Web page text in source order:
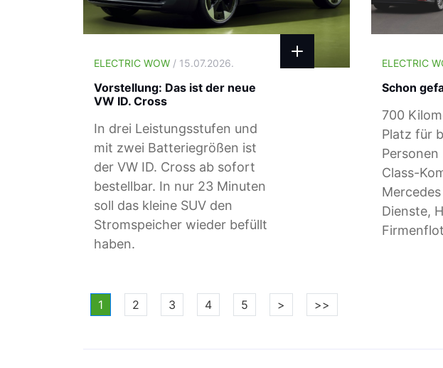
ELECTRIC WOW / 15.07.2026.
Vorstellung: Das ist der neue
VW ID. Cross
In drei Leistungsstufen und
mit zwei Batteriegrößen ist
der VW ID. Cross ab sofort
bestellbar. In nur 23 Minuten
soll das kleine SUV den
Stromspeicher wieder befüllt
haben.
ELECTRIC
Schon
700
Platz für
Personen
Class-
Dienste,
1 2 3 4 5 > >>